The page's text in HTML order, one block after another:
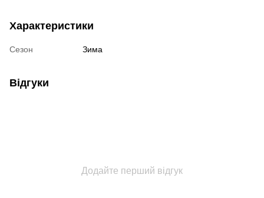
Характеристики
Сезон Зима
Відгуки
Додайте перший відгук